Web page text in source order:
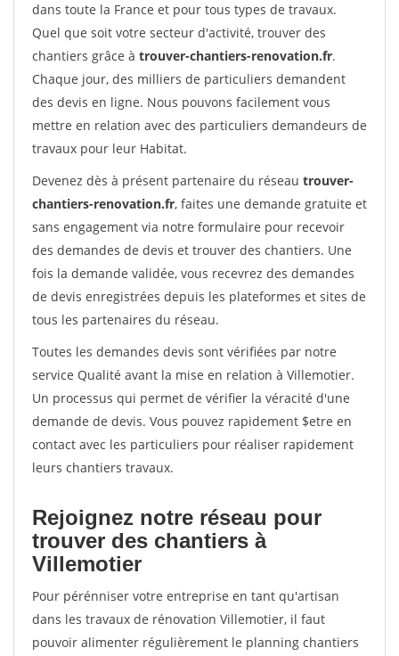
dans toute la France et pour tous types de travaux.
Quel que soit votre secteur d'activité, trouver des
chantiers grâce à trouver-chantiers-renovation.fr.
Chaque jour, des milliers de particuliers demandent
des devis en ligne. Nous pouvons facilement vous
mettre en relation avec des particuliers demandeurs de
travaux pour leur Habitat.
Devenez dès à présent partenaire du réseau trouver-
chantiers-renovation.fr, faites une demande gratuite et
sans engagement via notre formulaire pour recevoir
des demandes de devis et trouver des chantiers. Une
fois la demande validée, vous recevrez des demandes
de devis enregistrées depuis les plateformes et sites de
tous les partenaires du réseau.
Toutes les demandes devis sont vérifiées par notre
service Qualité avant la mise en relation à Villemotier.
Un processus qui permet de vérifier la véracité d'une
demande de devis. Vous pouvez rapidement $etre en
contact avec les particuliers pour réaliser rapidement
leurs chantiers travaux.
Rejoignez notre réseau pour
trouver des chantiers à
Villemotier
Pour pérénniser votre entreprise en tant qu'artisan
dans les travaux de rénovation Villemotier, il faut
pouvoir alimenter régulièrement le planning chantiers